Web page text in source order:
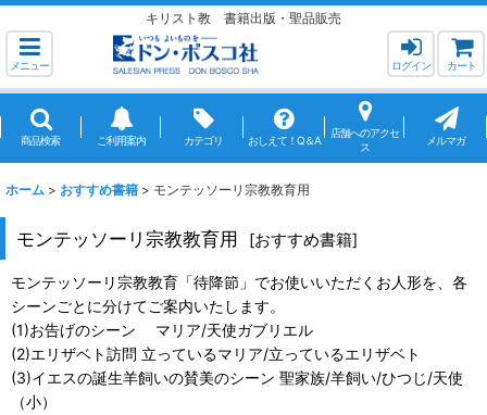
キリスト教 書籍出版・聖品販売
メニュー ログイン カート
商品検索 ご利用案内 カテゴリ おしえて！Q＆A
店舗へのアクセ
ス
メルマガ
ホーム > おすすめ書籍 > モンテッソーリ宗教教育用
モンテッソーリ宗教教育用 [おすすめ書籍]
モンテッソーリ宗教教育「待降節」でお使いいただくお人形を、各
シーンごとに分けてご案内いたします。
(1)お告げのシーン マリア/天使ガブリエル
(2)エリザベト訪問 立っているマリア/立っているエリザベト
(3)イエスの誕生羊飼いの賛美のシーン 聖家族/羊飼い/ひつじ/天使
（小）